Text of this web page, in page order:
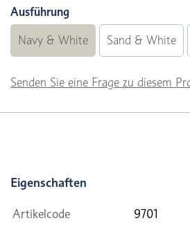
Ausführung
Navy & White Sand & White
Senden Sie eine Frage zu diesem
Eigenschaften
Artikelcode 9701